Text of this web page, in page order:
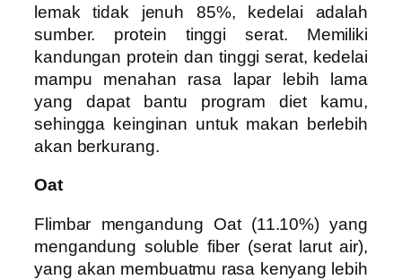
lemak tidak jenuh 85%, kedelai adalah
sumber. protein tinggi serat. Memiliki
kandungan protein dan tinggi serat, kedelai
mampu menahan rasa lapar lebih lama
yang dapat bantu program diet kamu,
sehingga keinginan untuk makan berlebih
akan berkurang.
Oat
Flimbar mengandung Oat (11.10%) yang
mengandung soluble fiber (serat larut air),
yang akan membuatmu rasa kenyang lebih